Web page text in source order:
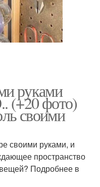
руками
фото)
своими
своими руками, и
пространство
Подробнее в